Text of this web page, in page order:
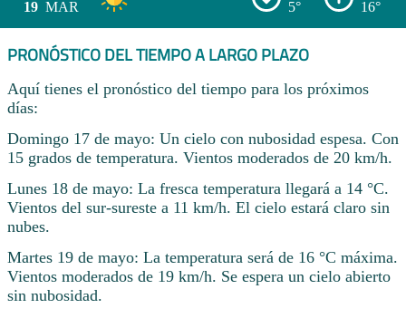
19 MAR 5° 16°
PRONÓSTICO DEL TIEMPO A LARGO PLAZO
Aquí tienes el pronóstico del tiempo para los próximos
días:
Domingo 17 de mayo: Un cielo con nubosidad espesa. Con
15 grados de temperatura. Vientos moderados de 20 km/h.
Lunes 18 de mayo: La fresca temperatura llegará a 14 °C.
Vientos del sur-sureste a 11 km/h. El cielo estará claro sin
nubes.
Martes 19 de mayo: La temperatura será de 16 °C máxima.
Vientos moderados de 19 km/h. Se espera un cielo abierto
sin nubosidad.